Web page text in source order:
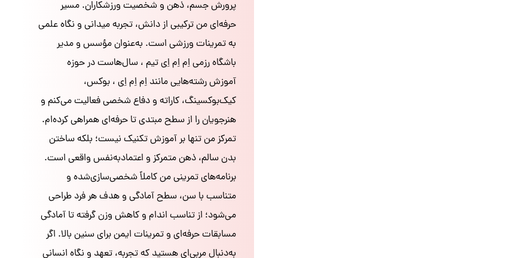
پرورش جسم، ذهن و شخصیت ورزشکاران. مسیر
حرفه‌ای من ترکیبی از دانش، تجربه میدانی و نگاه علمی
به تمرینات ورزشی است. به‌عنوان مؤسس و مدیر
باشگاه رزمی اِم اِم اِی تیم ، سال‌هاست در حوزه
آموزش رشته‌هایی مانند اِم اِم اِی ، بوکس،
کیک‌بوکسینگ، کاراته و دفاع شخصی فعالیت می‌کنم و
هنرجویان را از سطح مبتدی تا حرفه‌ای همراهی کرده‌ام.
تمرکز من تنها بر آموزش تکنیک نیست؛ بلکه ساختن
بدن سالم، ذهن متمرکز و اعتمادبه‌نفس واقعی است.
برنامه‌های تمرینی من کاملاً شخصی‌سازی‌شده و
متناسب با سن، سطح آمادگی و هدف هر فرد طراحی
می‌شود؛ از تناسب اندام و کاهش وزن گرفته تا آمادگی
مسابقات حرفه‌ای و تمرینات ایمن برای سنین بالا. اگر
به‌دنبال مربی‌ای هستید که تجربه، تعهد و نگاه انسانی